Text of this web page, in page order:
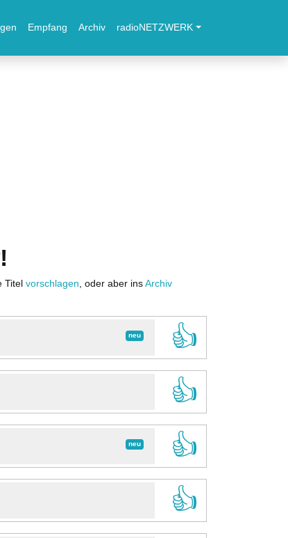
Empfang Archiv radioNETZWERK
Titel vorschlagen , oder aber ins Archiv
neu
👍
👍
neu
👍
👍